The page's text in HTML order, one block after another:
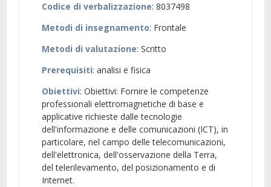
Codice di verbalizzazione: 8037498
Metodi di insegnamento: Frontale
Metodi di valutazione: Scritto
Prerequisiti: analisi e fisica
Obiettivi: Obiettivi: Fornire le competenze
professionali elettromagnetiche di base e
applicative richieste dalle tecnologie
dell'informazione e delle comunicazioni (ICT), in
particolare, nel campo delle telecomunicazioni,
dell'elettronica, dell'osservazione della Terra,
del telerilevamento, del posizionamento e di
Internet.